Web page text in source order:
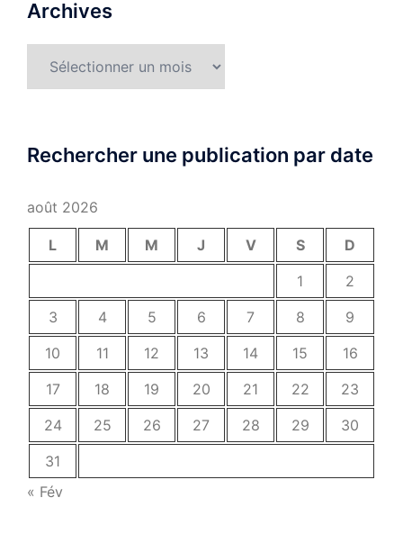
Archives
Rechercher une publication par date
août 2026
L M M J V S
D
1
2
3
4 5 6 7 8
9
10
11 12 13 14 15
16
17
18 19 20 21 22
23
24
25 26 27 28 29
30
31
« Fév